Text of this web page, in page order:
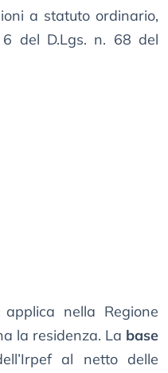
a statuto ordinario,
del D.Lgs. n. 68 del
applica nella Regione
la residenza. La base
al netto delle